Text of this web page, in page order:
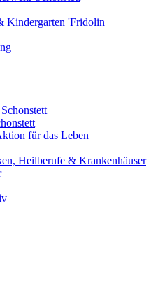
Kindergarten 'Fridolin
für das Leben
Heilberufe & Krankenhäuser